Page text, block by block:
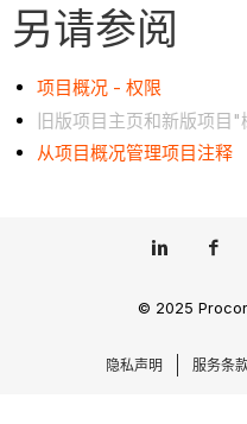
另请参阅
项目概况 - 权限
旧版项目主页和新版项目"
从项目概况管理项目注释
© 2025
隐私声明 服务条